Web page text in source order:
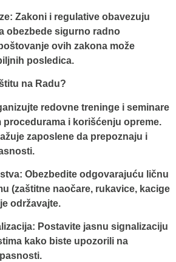
: Zakoni i regulative obavezuju
obezbede sigurno radno
ovih zakona može
posledica.
na Radu?
redovne treninge i seminare
i korišćenju opreme.
zaposlene da prepoznaju i
: Obezbedite odgovarajuću ličnu
(zaštitne naočare, rukavice, kacige
održavajte.
: Postavite jasnu signalizaciju
kako biste upozorili na